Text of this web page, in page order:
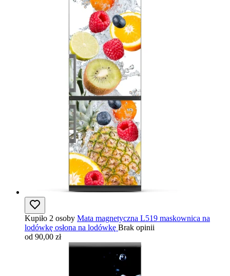
Kupiło 2 osoby Mata magnetyczna L519 maskownica na
lodówkę osłona na lodówkę Brak opinii
od 90,00 zł